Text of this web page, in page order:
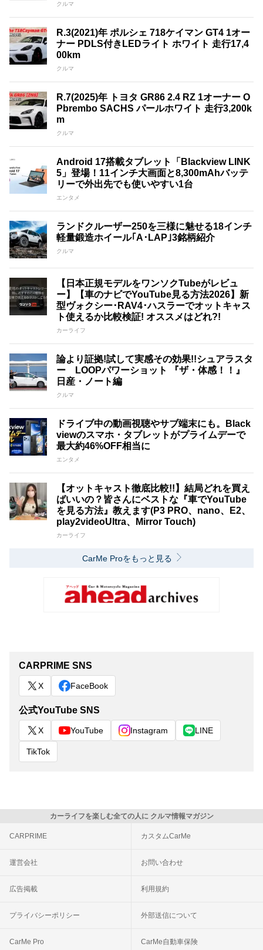
クルマ
R.3(2021)年 ポルシェ 718ケイマン GT4 1オー
ナー PDLS付きLEDライト ホワイト 走行17,4
00km
クルマ
R.7(2025)年 トヨタ GR86 2.4 RZ 1オーナー O
Pbrembo SACHS パールホワイト 走行3,200k
m
クルマ
Android 17搭載タブレット「Blackview LINK
5」登場！11インチ大画面と8,300mAhバッテ
リーで外出先でも使いやすい1台
エンタメ
ランドクルーザー250を三様に魅せる18インチ
軽量鍛造ホイール｢A･LAP｣3銘柄紹介
クルマ
【日本正規モデルをワンソクTubeがレビュ
ー】【車のナビでYouTube見る方法2026】新
型ヴォクシー･RAV4･ハスラーでオットキャス
ト使えるか比較検証! オススメはどれ?!
カーライフ
論より証拠!試して実感その効果!!シュアラスタ
ー LOOPパワーショット 『ザ・体感！！』
日産・ノート編
クルマ
ドライブ中の動画視聴やサブ端末にも。Black
viewのスマホ・タブレットがプライムデーで
最大約46%OFF相当に
エンタメ
【オットキャスト徹底比較!!】結局どれを買え
ばいいの？皆さんにベストな『車でYouTube
を見る方法』教えます(P3 PRO、nano、E2、
play2videoUltra、Mirror Touch)
カーライフ
CarMe Proをもっと見る
CARPRIME SNS
X FaceBook
公式YouTube SNS
X YouTube Instagram LINE
TikTok
カーライフを楽しむ全ての人に クルマ情報マガジン
CARPRIME カスタムCarMe
運営会社 お問い合わせ
広告掲載 利用規約
プライバシーポリシー 外部送信について
CarMe Pro CarMe自動車保険